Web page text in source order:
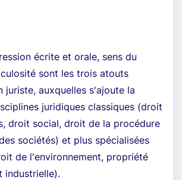
écrite et orale, sens du
sont les trois atouts
juriste, auxquelles s'ajoute la
juridiques classiques (droit
droit social, droit de la procédure
sociétés) et plus spécialisées
de l'environnement, propriété
industrielle).